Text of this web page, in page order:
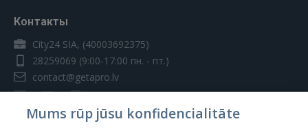
Контакты
City24 SIA, (40003692375)
28259069 (9:00-17:00 пн. - пт.)
contact@getapro.lv
Mums rūp jūsu konfidencialitāte